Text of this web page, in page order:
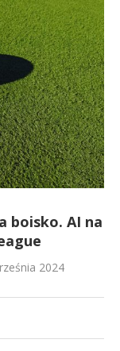
boisko. AI na
2024